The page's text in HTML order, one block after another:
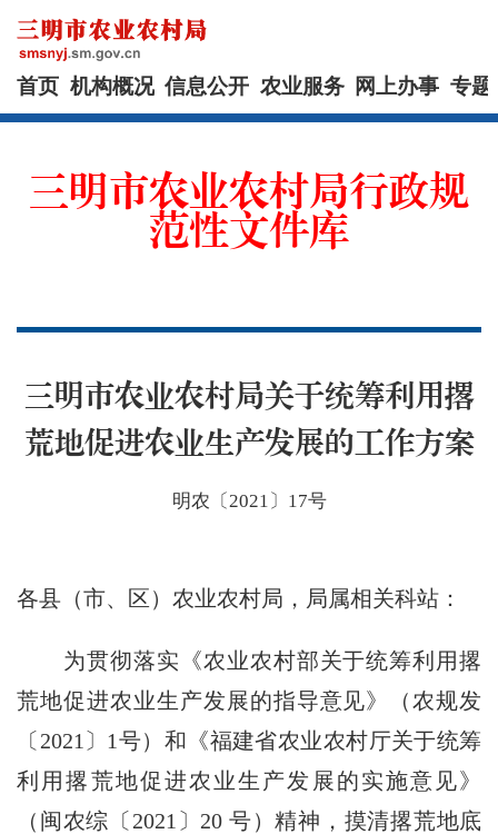
首页 机构概况 信息公开 农业服务 网上办事 专题
三明市农业农村局行政规
范性文件库
三明市农业农村局关于统筹利用撂
荒地促进农业生产发展的工作方案
明农〔2021〕17号
各县（市、区）农业农村局，局属相关科站：
为贯彻落实《农业农村部关于统筹利用撂
荒地促进农业生产发展的指导意见》（农规发
〔2021 〕 1号）和《福建省农业农村厅关于统筹
利用撂荒地促进农业生产发展的实施意见》
（闽农综〔2021 〕 20 号）精神，摸清撂荒地底